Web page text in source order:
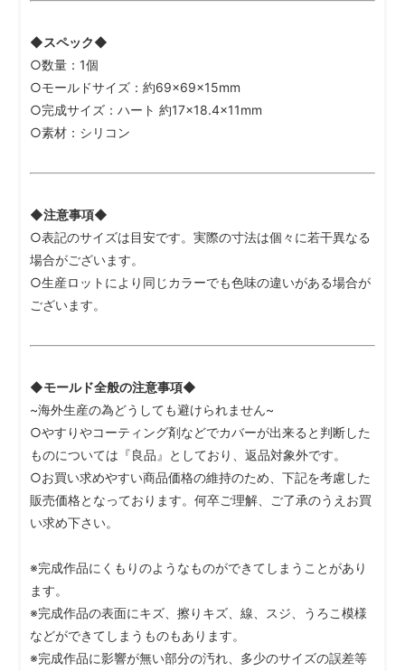
◆スペック◆
○数量：1個
○モールドサイズ：約69×69×15mm
○完成サイズ：ハート 約17×18.4×11mm
○素材：シリコン
◆注意事項◆
○表記のサイズは目安です。実際の寸法は個々に若干異なる
場合がございます。
○生産ロットにより同じカラーでも色味の違いがある場合が
ございます。
◆モールド全般の注意事項◆
~海外生産の為どうしても避けられません~
○やすりやコーティング剤などでカバーが出来ると判断した
ものについては『良品』としており、返品対象外です。
○お買い求めやすい商品価格の維持のため、下記を考慮した
販売価格となっております。何卒ご理解、ご了承のうえお買
い求め下さい。
※完成作品にくもりのようなものができてしまうことがあり
ます。
※完成作品の表面にキズ、擦りキズ、線、スジ、うろこ模様
などができてしまうものもあります。
※完成作品に影響が無い部分の汚れ、多少のサイズの誤差等